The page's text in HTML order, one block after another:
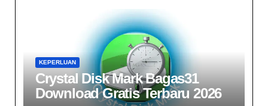
KEPERLUAN
Crystal Disk Mark Bagas31
Download Gratis Terbaru 2026